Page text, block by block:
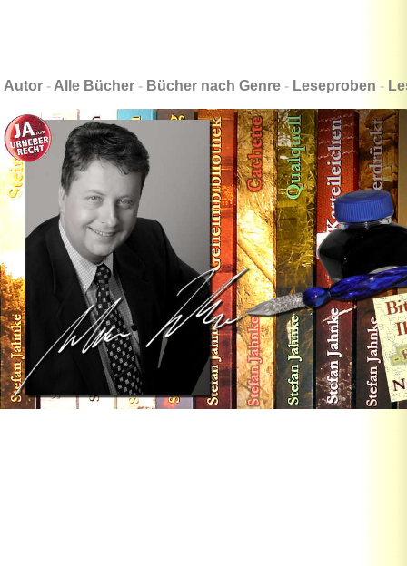
Autor - Alle Bücher - Bücher nach Genre - Leseproben -